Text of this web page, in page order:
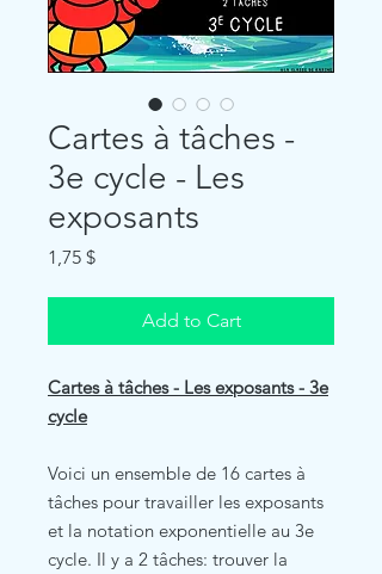
Cartes à tâches -
3e cycle - Les
exposants
1,75 $Price
Add to Cart
Cartes à tâches - Les exposants - 3e
cycle
Voici un ensemble de 16 cartes à
tâches pour travailler les exposants
et la notation exponentielle au 3e
cycle. Il y a 2 tâches: trouver la